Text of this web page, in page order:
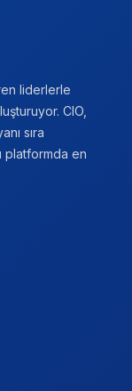
liderlerle
CIO,
sıra
platformda en